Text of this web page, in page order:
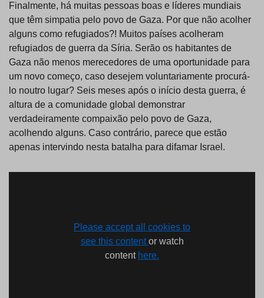
Finalmente, há muitas pessoas boas e líderes mundiais
que têm simpatia pelo povo de Gaza. Por que não acolher
alguns como refugiados?! Muitos países acolheram
refugiados de guerra da Síria. Serão os habitantes de
Gaza não menos merecedores de uma oportunidade para
um novo começo, caso desejem voluntariamente procurá-
lo noutro lugar? Seis meses após o início desta guerra, é
altura de a comunidade global demonstrar
verdadeiramente compaixão pelo povo de Gaza,
acolhendo alguns. Caso contrário, parece que estão
apenas intervindo nesta batalha para difamar Israel.
Please accept all cookies to
see this contentor watch
content here.